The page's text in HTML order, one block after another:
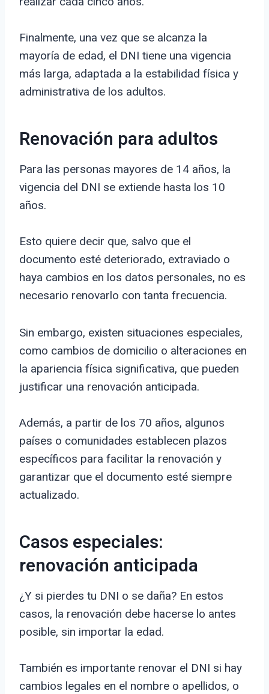
Finalmente, una vez que se alcanza la
mayoría de edad, el DNI tiene una vigencia
más larga, adaptada a la estabilidad física y
administrativa de los adultos.
Renovación para adultos
Para las personas mayores de 14 años, la
vigencia del DNI se extiende hasta los 10
años.
Esto quiere decir que, salvo que el
documento esté deteriorado, extraviado o
haya cambios en los datos personales, no es
necesario renovarlo con tanta frecuencia.
Sin embargo, existen situaciones especiales,
como cambios de domicilio o alteraciones en
la apariencia física significativa, que pueden
justificar una renovación anticipada.
Además, a partir de los 70 años, algunos
países o comunidades establecen plazos
específicos para facilitar la renovación y
garantizar que el documento esté siempre
actualizado.
Casos especiales:
renovación anticipada
¿Y si pierdes tu DNI o se daña? En estos
casos, la renovación debe hacerse lo antes
posible, sin importar la edad.
También es importante renovar el DNI si hay
cambios legales en el nombre o apellidos, o